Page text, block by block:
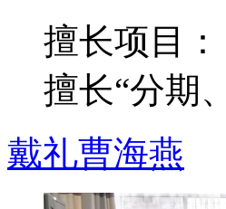
擅长项目：
擅长“分期
戴礼曹海燕